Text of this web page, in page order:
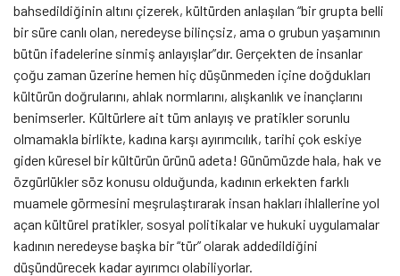
bahsedildiğinin altını çizerek, kültürden anlaşılan “bir grupta belli
bir süre canlı olan, neredeyse bilinçsiz, ama o grubun yaşamının
bütün ifadelerine sinmiş anlayışlar”dır. Gerçekten de insanlar
çoğu zaman üzerine hemen hiç düşünmeden içine doğdukları
kültürün doğrularını, ahlak normlarını, alışkanlık ve inançlarını
benimserler. Kültürlere ait tüm anlayış ve pratikler sorunlu
olmamakla birlikte, kadına karşı ayırımcılık, tarihi çok eskiye
giden küresel bir kültürün ürünü adeta! Günümüzde hala, hak ve
özgürlükler söz konusu olduğunda, kadının erkekten farklı
muamele görmesini meşrulaştırarak insan hakları ihlallerine yol
açan kültürel pratikler, sosyal politikalar ve hukuki uygulamalar
kadının neredeyse başka bir “tür” olarak addedildiğini
düşündürecek kadar ayırımcı olabiliyorlar.